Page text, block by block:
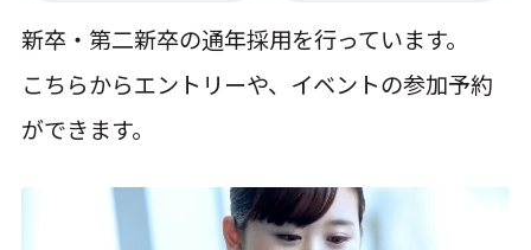
福利厚生を知る
キャリアを知る
数字でIWIを知る
新卒・第二新卒の通年採用を行っています。
こちらからエントリーや、イベントの参加予約
ができます。